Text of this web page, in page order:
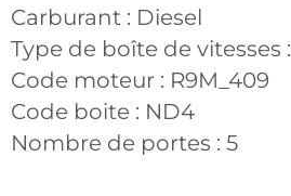
Carburant : Diesel
Type de boîte de vitesses :
Code moteur : R9M_409
Code boite : ND4
Nombre de portes : 5